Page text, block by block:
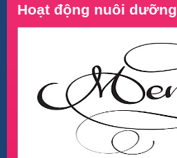
Hoạt động nuôi dưỡng